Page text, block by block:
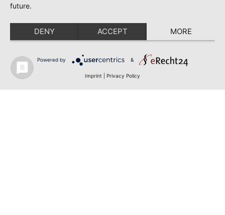
future.
DENY ACCEPT MORE
Powered by &
Imprint Privacy Policy